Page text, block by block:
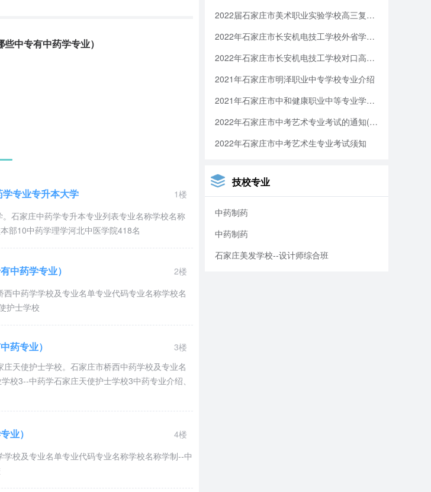
全国各地广泛建立实习就业网络，坚持每年定期召
高的就业率。近年来，学校引进了多名外教，与英
国际教育交流培训，并组织涉外护理培训，帮助优
医院的院长、副院长和业务中坚。
取积极措施提高教学质量，大力实施“和谐校园工
届初中毕业
证，第三年
届初中毕业
业考取口
腔技师证或对口口腔医学
初中毕业
药师和药剂师也可以独立药店
中专有中药学专业）
专业专升本大学
1楼
石家庄中药学专升本专业列表专业名称学校名称
部10中药学理学河北中医学院418名
中药学专业）
2楼
中药学学校及专业名单专业代码专业名称学校名
护士学校
药专业）
3楼
天使护士学校。石家庄市桥西中药学校及专业名
校3--中药学石家庄天使护士学校3中药专业介绍、
业）
4楼
校及专业名单专业代码专业名称学校名称学制--中
2022届石家庄市美术职业实验学校高三复读生政策
2022年石家庄市长安机电技工学校外省学生参加2023年高考报名须知
2022年石家庄市长安机电技工学校对口高考复读生招生公告(图)
2021年石家庄市明泽职业中专学校专业介绍
2021年石家庄市中和健康职业中等专业学校招生信息
2022年石家庄市中考艺术专业考试的通知(图)
2022年石家庄市中考艺术生专业考试须知
技校专业
中药制药
中药制药
石家庄美发学校--设计师综合班